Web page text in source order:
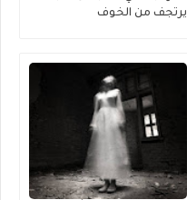
يرتجف من الخوف